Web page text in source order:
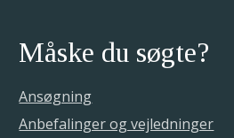
Måske du søgte?
Ansøgning
Anbefalinger og vejledninger